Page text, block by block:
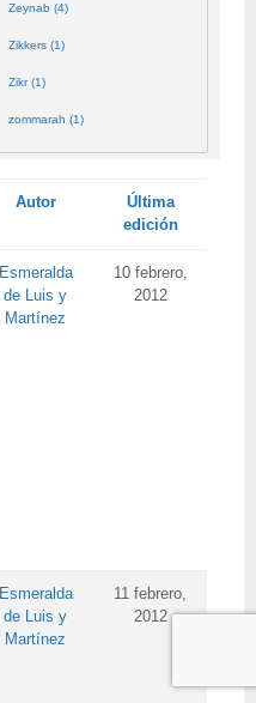
Zeynab (4)
Zikkers (1)
Zikr (1)
zommarah (1)
Autor
Última
edición
Esmeralda
de Luis y
Martínez
10 febrero,
2012
Esmeralda
de Luis y
Martínez
11 febrero,
2012